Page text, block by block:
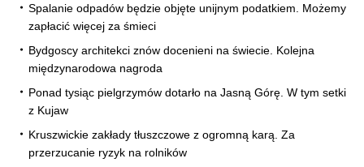
Spalanie odpadów będzie objęte unijnym podatkiem. Możemy
zapłacić więcej za śmieci
Bydgoscy architekci znów docenieni na świecie. Kolejna
międzynarodowa nagroda
Ponad tysiąc pielgrzymów dotarło na Jasną Górę. W tym setki
z Kujaw
Kruszwickie zakłady tłuszczowe z ogromną karą. Za
przerzucanie ryzyk na rolników